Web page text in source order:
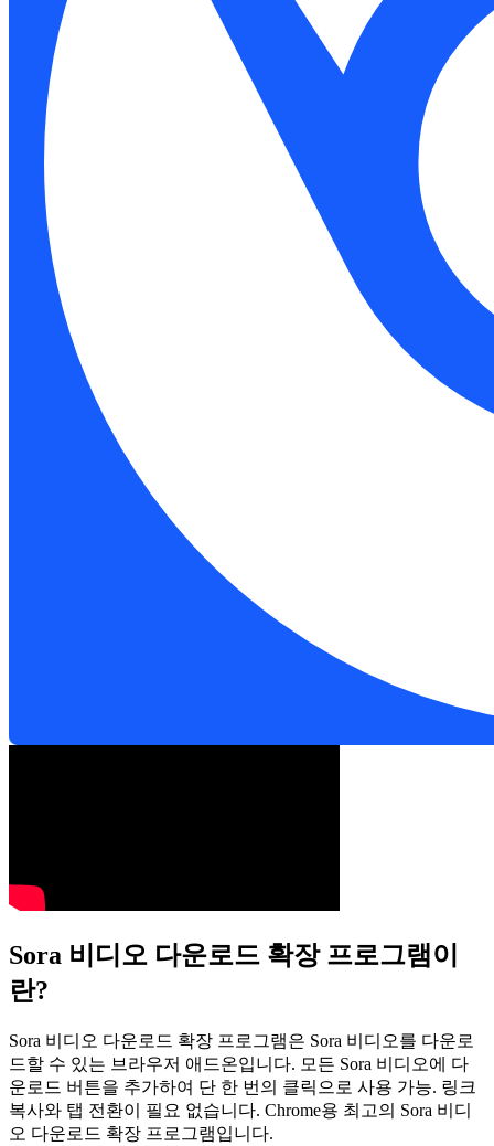
Sora 비디오 다운로드 확장 프로그램이
란?
Sora 비디오 다운로드 확장 프로그램은 Sora 비디오를 다운로
드할 수 있는 브라우저 애드온입니다. 모든 Sora 비디오에 다
운로드 버튼을 추가하여 단 한 번의 클릭으로 사용 가능. 링크
복사와 탭 전환이 필요 없습니다. Chrome용 최고의 Sora 비디
오 다운로드 확장 프로그램입니다.